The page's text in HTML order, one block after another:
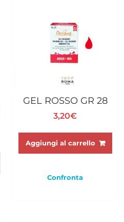
GEL ROSSO GR 28
3,20€
Aggiungi al carrello
Confronta